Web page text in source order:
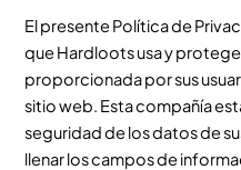
El presente Política de
que Hardloots usa y
proporcionada por sus
sitio web. Esta compañía
seguridad de los datos de
llenar los campos de